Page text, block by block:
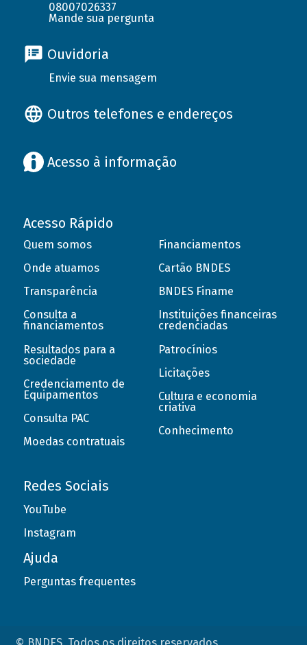
08007026337
Mande sua pergunta
Ouvidoria
Envie sua mensagem
Outros telefones e endereços
Acesso à informação
Acesso Rápido
Quem somos
Onde atuamos
Transparência
Consulta a
financiamentos
Resultados para a
sociedade
Credenciamento de
Equipamentos
Consulta PAC
Moedas contratuais
Financiamentos
Cartão BNDES
BNDES Finame
Instituições financeiras
credenciadas
Patrocínios
Licitações
Cultura e economia
criativa
Conhecimento
Redes Sociais
YouTube
Instagram
Ajuda
Perguntas frequentes